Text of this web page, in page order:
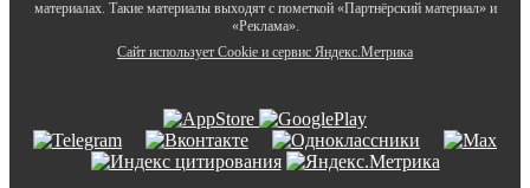
материалах. Такие материалы выходят с пометкой «Партнёрский материал» и
«Реклама».
Сайт использует Cookie и сервиc Яндекс.Метрика